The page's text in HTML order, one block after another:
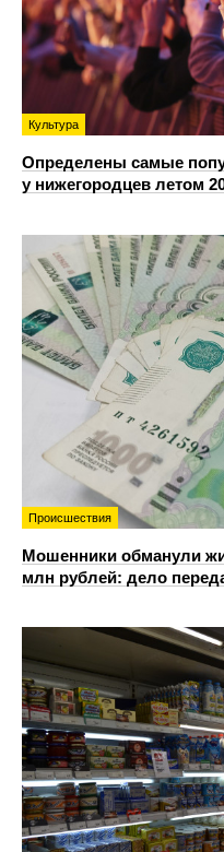
Культура
Определены самые
у нижегородцев летом
Происшествия
Мошенники обманули
млн рублей: дело